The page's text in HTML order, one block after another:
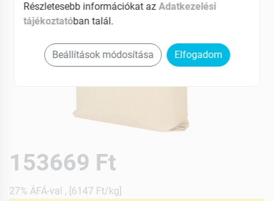
153669 Ft
27% ÁFÁ-val , [6147 Ft/kg]
Részletesebb információkat azAdatkezelési
tájékoztatóban talál.
Beállítások módosítása Elfogadom